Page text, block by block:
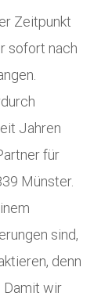
Zeitpunkt
sofort nach
Jahren
für
Münster.
sind,
denn
Damit wir